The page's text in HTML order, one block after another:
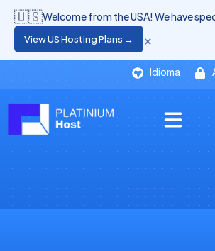
Idioma
🇺🇸Welcome from the USA! We have
View US Hosting Plans → ×